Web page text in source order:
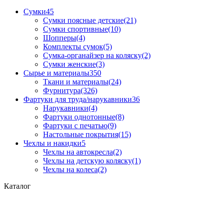
Сумки45
Сумки поясные детские(21)
Сумки спортивные(10)
Шопперы(4)
Комплекты сумок(5)
Сумка-органайзер на коляску(2)
Сумки женские(3)
Сырье и материалы350
Ткани и материалы(24)
Фурнитура(326)
Фартуки для труда/нарукавники36
Нарукавники(4)
Фартуки однотонные(8)
Фартуки с печатью(9)
Настольные покрытия(15)
Чехлы и накидки5
Чехлы на автокресла(2)
Чехлы на детскую коляску(1)
Чехлы на колеса(2)
Каталог